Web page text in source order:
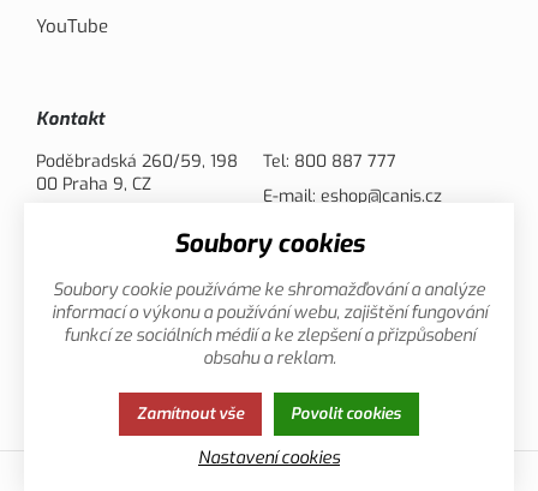
YouTube
Kontakt
Poděbradská 260/59, 198
00 Praha 9, CZ
Tel: 800 887 777
E-mail: eshop@canis.cz
Možnosti platby
Zásady ochrany osobních údajů
Soubory cookies
Soubory cookie používáme ke shromažďování a analýze
informací o výkonu a používání webu, zajištění fungování
funkcí ze sociálních médií a ke zlepšení a přizpůsobení
obsahu a reklam.
Zamítnout vše Povolit cookies
Nastavení cookies